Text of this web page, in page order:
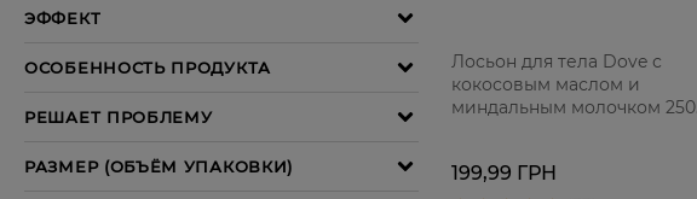
Лосьон для тела Dove с
кокосовым маслом и
миндальным молочком 250
199,99 ГРН